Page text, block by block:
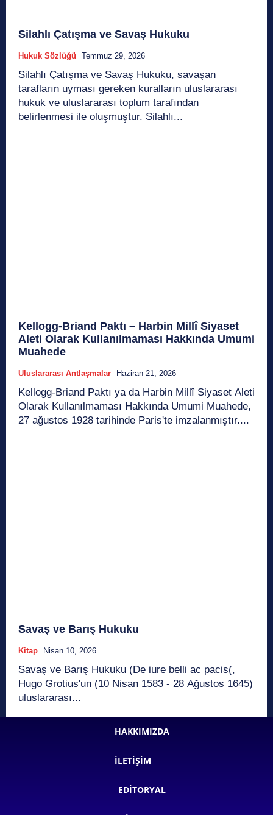
Silahlı Çatışma ve Savaş Hukuku
Hukuk Sözlüğü Temmuz 29, 2026
Silahlı Çatışma ve Savaş Hukuku, savaşan
tarafların uyması gereken kuralların uluslararası
hukuk ve uluslararası toplum tarafından
belirlenmesi ile oluşmuştur. Silahlı...
Kellogg-Briand Paktı – Harbin Millî Siyaset
Aleti Olarak Kullanılmaması Hakkında Umumi
Muahede
Uluslararası Antlaşmalar Haziran 21, 2026
Kellogg-Briand Paktı ya da Harbin Millî Siyaset Aleti
Olarak Kullanılmaması Hakkında Umumi Muahede,
27 ağustos 1928 tarihinde Paris'te imzalanmıştır....
Savaş ve Barış Hukuku
Kitap Nisan 10, 2026
Savaş ve Barış Hukuku (De iure belli ac pacis(,
Hugo Grotius'un (10 Nisan 1583 - 28 Ağustos 1645)
uluslararası...
HAKKIMIZDA
İLETIŞIM
EDITORYAL